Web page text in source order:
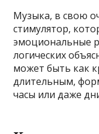
Музыка, в свою
стимулятор,
эмоциональные
логических
может быть как
длительным,
часы или даже